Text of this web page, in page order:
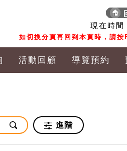
現在時間
如切換分頁再回到本頁時，請
活動回顧 導覽預約
進階